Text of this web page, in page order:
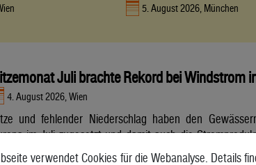
5. August 2026, München
Juli brachte Rekord bei Windstrom
4. August 2026, Wien
und fehlender Niederschlag haben den
im Juli zugesetzt und damit auch die
Wasser- und Atomkraft beeinträchtigt.
verwendet Cookies für die Webanalyse. Details